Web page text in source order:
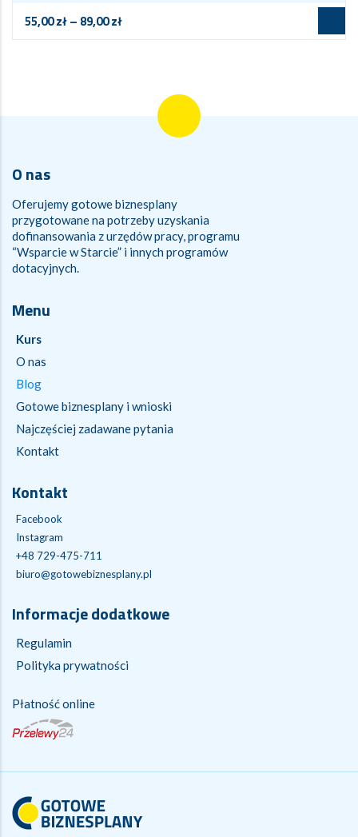
55,00zł– 89,00zł
O nas
Oferujemy gotowe biznesplany
przygotowane na potrzeby uzyskania
dofinansowania z urzędów pracy, programu
“Wsparcie w Starcie” i innych programów
dotacyjnych.
Menu
Kurs
O nas
Blog
Gotowe biznesplany i wnioski
Najczęściej zadawane pytania
Kontakt
Kontakt
Facebook
Instagram
+48 729-475-711
biuro@gotowebiznesplany.pl
Informacje dodatkowe
Regulamin
Polityka prywatności
Płatność online